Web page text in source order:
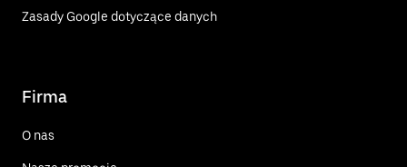
Zasady Google dotyczące danych
Firma
O nas